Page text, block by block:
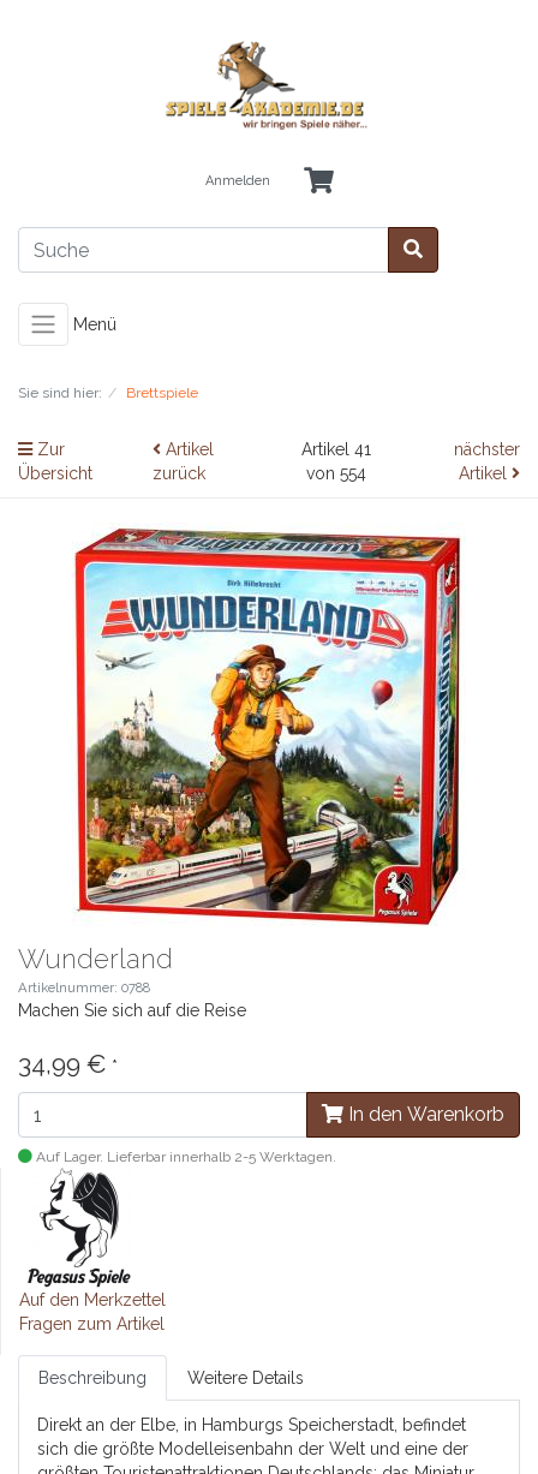
Anmelden
Menü
Sie sind hier: Brettspiele
Zur
Übersicht
Artikel
zurück
Artikel 41
von 554
nächster
Artikel
Wunderland
Artikelnummer: 0788
Machen Sie sich auf die Reise
34,99 € *
In den Warenkorb
Auf Lager. Lieferbar innerhalb 2-5 Werktagen.
Auf den Merkzettel
Fragen zum Artikel
Beschreibung Weitere Details
Direkt an der Elbe, in Hamburgs Speicherstadt, befindet
sich die größte Modelleisenbahn der Welt und eine der